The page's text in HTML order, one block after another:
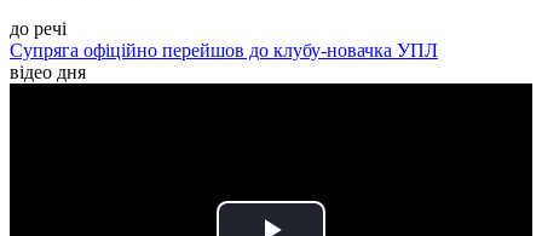
до речі
Супряга офіційно перейшов до клубу-новачка УПЛ
відео дня